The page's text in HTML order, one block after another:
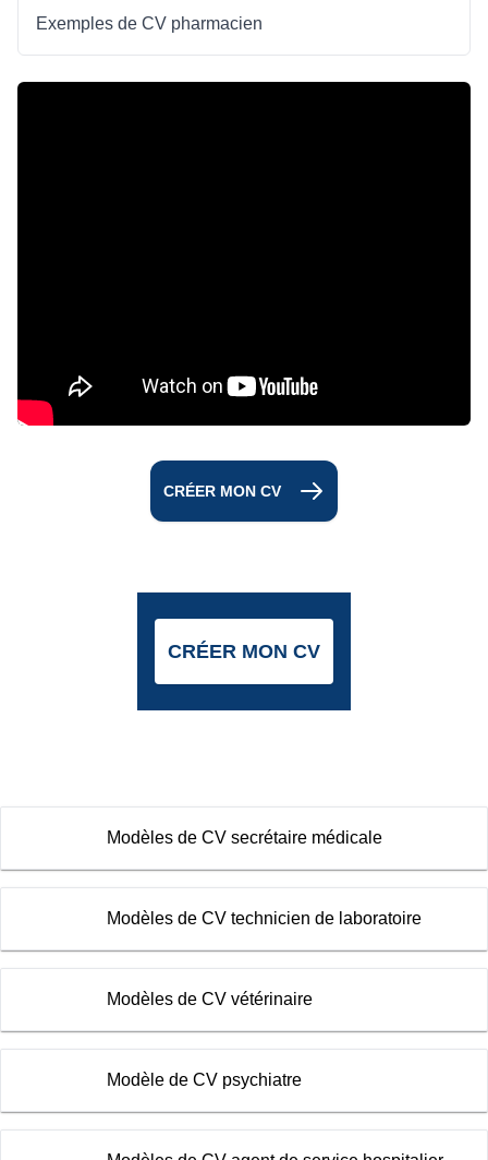
Exemples de CV pharmacien
CRÉER MON CV
CRÉER MON CV
Modèles de CV secrétaire médicale
Modèles de CV technicien de laboratoire
Modèles de CV vétérinaire
Modèle de CV psychiatre